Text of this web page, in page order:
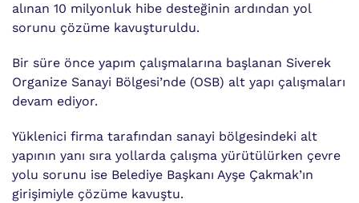
alınan 10 milyonluk hibe desteğinin ardından yol
sorunu çözüme kavuşturuldu.
Bir süre önce yapım çalışmalarına başlanan Siverek
Organize Sanayi Bölgesi’nde (OSB) alt yapı çalışmaları
devam ediyor.
Yüklenici firma tarafından sanayi bölgesindeki alt
yapının yanı sıra yollarda çalışma yürütülürken çevre
yolu sorunu ise Belediye Başkanı Ayşe Çakmak’ın
girişimiyle çözüme kavuştu.